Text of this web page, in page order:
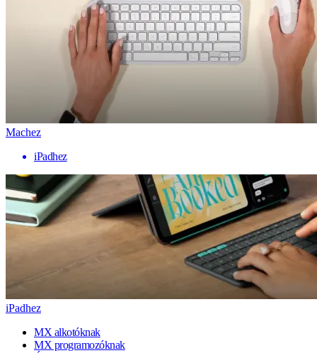
Machez
iPadhez
iPadhez
MX alkotóknak
MX programozóknak